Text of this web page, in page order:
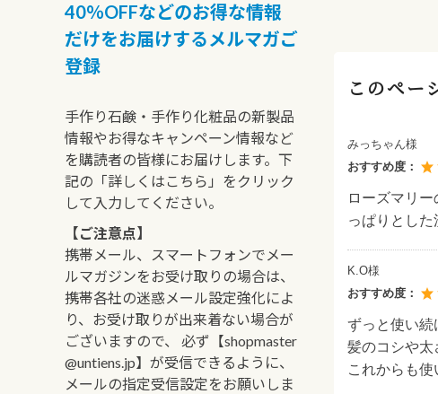
このペー
みっちゃん様
おすすめ度：
ローズマリ
っぱりとした
K.O様
おすすめ度：
ずっと使い続
髪のコシや太
これからも使
40％OFFなどのお得な情報
だけをお届けするメルマガご
登録
手作り石鹸・手作り化粧品の新製品
情報やお得なキャンペーン情報など
を購読者の皆様にお届けします。下
記の「詳しくはこちら」をクリック
して入力してください。
【ご注意点】
携帯メール、スマートフォンでメー
ルマガジンをお受け取りの場合は、
携帯各社の迷惑メール設定強化によ
り、お受け取りが出来着ない場合が
ございますので、 必ず【shopmaster
@untiens.jp】が受信できるように、
メールの指定受信設定をお願いしま